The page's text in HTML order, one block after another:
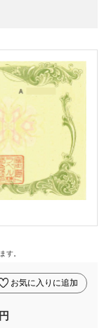
す。
お気に入りに追加